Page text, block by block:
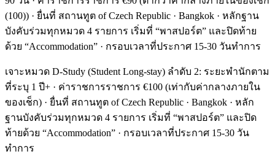
(100)) · ยื่นที่ สถานทูต of Czech Republic · Bangkok · หลักฐาน
บังคับร่วมทุกหมวด 4 รายการ เริ่มที่ “พาสปอร์ต” และปิดท้าย
ด้วย “Accommodation” · กรอบเวลาที่ประกาศ 15-30 วันทำการ
เจาะหมวด D-Study (Student Long-stay) ลำดับ 2: ระยะพำนักตาม
ที่ระบุ 1 ปี+ · ค่าราชการราชการ €100 (เท่ากับค่ากลางภายใน
ของเช็ก) · ยื่นที่ สถานทูต of Czech Republic · Bangkok · หลัก
ฐานบังคับร่วมทุกหมวด 4 รายการ เริ่มที่ “พาสปอร์ต” และปิด
ท้ายด้วย “Accommodation” · กรอบเวลาที่ประกาศ 15-30 วัน
ทำการ